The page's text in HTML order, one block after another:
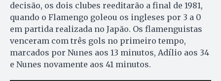
decisão, os dois clubes reeditarão a final de 1981,
quando o Flamengo goleou os ingleses por 3 a 0
em partida realizada no Japão. Os flamenguistas
venceram com três gols no primeiro tempo,
marcados por Nunes aos 13 minutos, Adílio aos 34
e Nunes novamente aos 41 minutos.